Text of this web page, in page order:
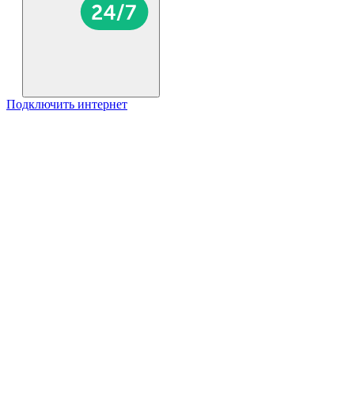
Подключить интернет